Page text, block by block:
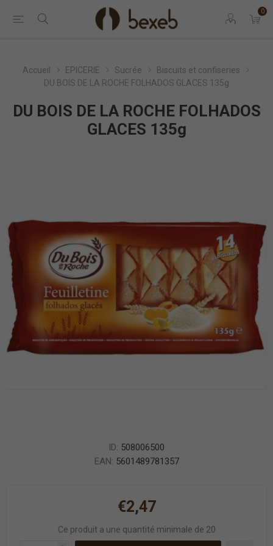
0
Accueil EPICERIE Sucrée
Biscuits et confiseries
DU BOIS DE LA ROCHE FOLHADOS GLACES 135g
DU BOIS DE LA ROCHE FOLHADOS
GLACES 135g
ID: 508006500
EAN: 5601489781357
€2,47
Ce produit a une quantité minimale de 20